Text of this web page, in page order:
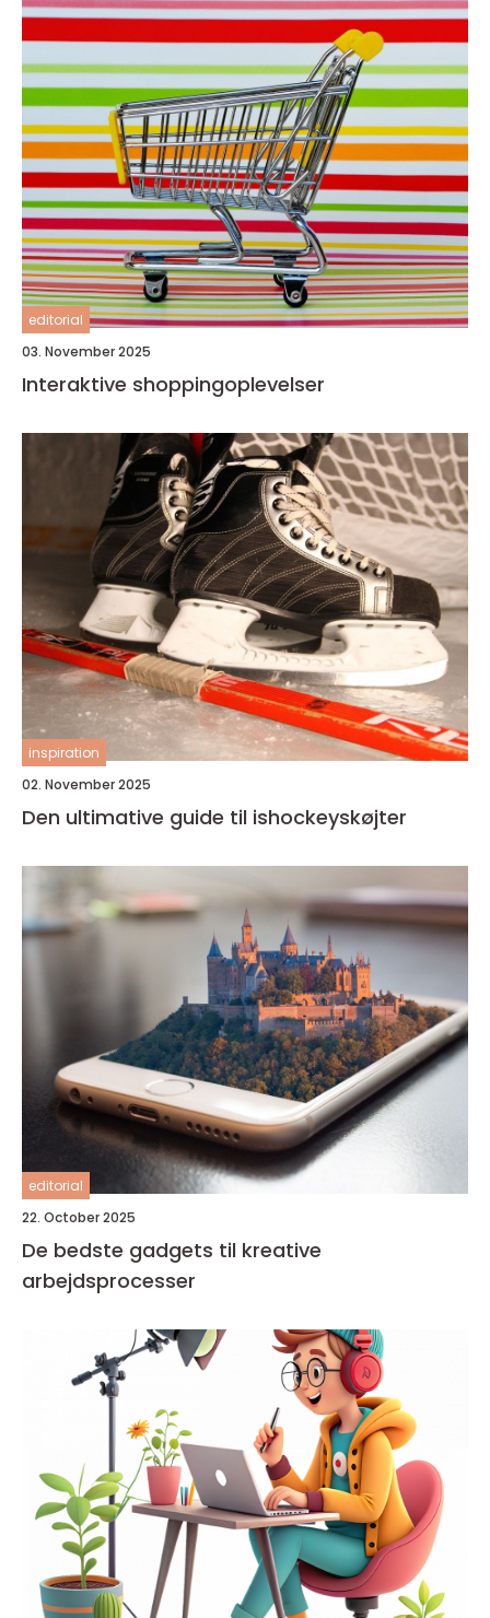
editorial
03. November 2025
Interaktive shoppingoplevelser
inspiration
02. November 2025
Den ultimative guide til ishockeyskøjter
editorial
22. October 2025
De bedste gadgets til kreative
arbejdsprocesser